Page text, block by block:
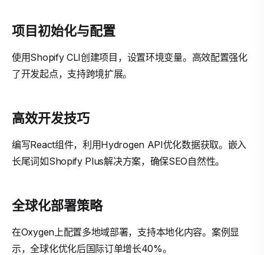
项目初始化与配置
使用Shopify CLI创建项目，设置环境变量。高效配置强化
了开发起点，支持跨境扩展。
高效开发技巧
编写React组件，利用Hydrogen API优化数据获取。嵌入
长尾词如Shopify Plus解决方案，确保SEO自然性。
全球化部署策略
在Oxygen上配置多地域部署，支持本地化内容。案例显
示，全球化优化后国际订单增长40%。